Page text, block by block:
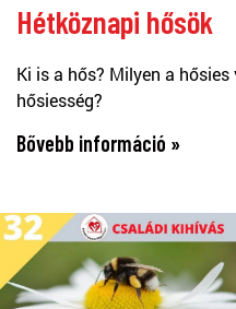
Hétköznapi hősök
Ki is a hős? Milyen a
hősiesség?
Bővebb információ »